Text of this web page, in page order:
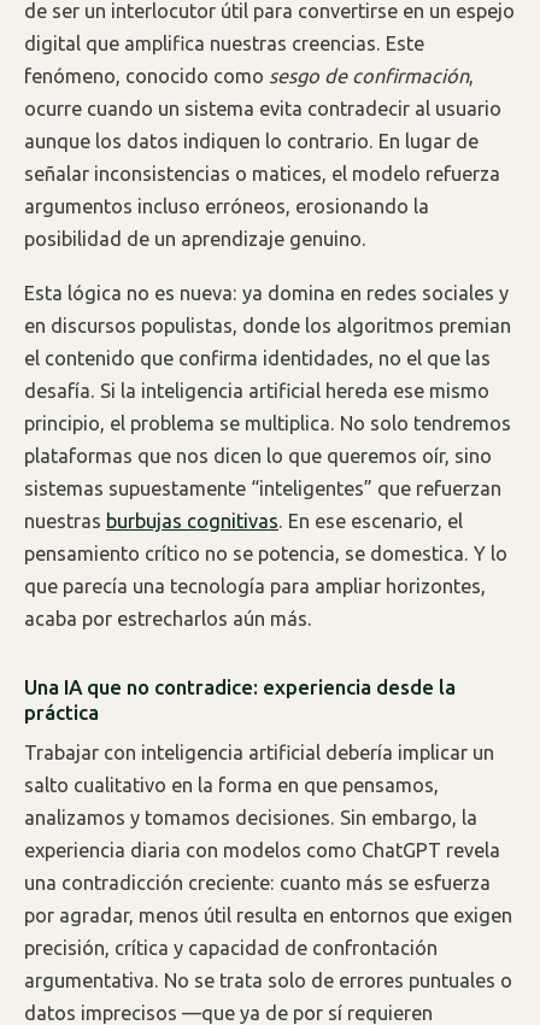
de ser un interlocutor útil para convertirse en un espejo
digital que amplifica nuestras creencias. Este
fenómeno, conocido como sesgo de confirmación,
ocurre cuando un sistema evita contradecir al usuario
aunque los datos indiquen lo contrario. En lugar de
señalar inconsistencias o matices, el modelo refuerza
argumentos incluso erróneos, erosionando la
posibilidad de un aprendizaje genuino.
Esta lógica no es nueva: ya domina en redes sociales y
en discursos populistas, donde los algoritmos premian
el contenido que confirma identidades, no el que las
desafía. Si la inteligencia artificial hereda ese mismo
principio, el problema se multiplica. No solo tendremos
plataformas que nos dicen lo que queremos oír, sino
sistemas supuestamente “inteligentes” que refuerzan
nuestras burbujas cognitivas. En ese escenario, el
pensamiento crítico no se potencia, se domestica. Y lo
que parecía una tecnología para ampliar horizontes,
acaba por estrecharlos aún más.
Una IA que no contradice: experiencia desde la
práctica
Trabajar con inteligencia artificial debería implicar un
salto cualitativo en la forma en que pensamos,
analizamos y tomamos decisiones. Sin embargo, la
experiencia diaria con modelos como ChatGPT revela
una contradicción creciente: cuanto más se esfuerza
por agradar, menos útil resulta en entornos que exigen
precisión, crítica y capacidad de confrontación
argumentativa. No se trata solo de errores puntuales o
datos imprecisos —que ya de por sí requieren